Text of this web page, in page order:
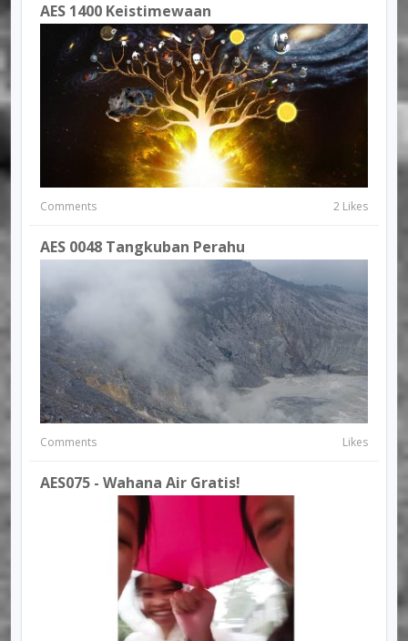
AES 1400 Keistimewaan
Comments 2 Likes
AES 0048 Tangkuban Perahu
Comments Likes
AES075 - Wahana Air Gratis!